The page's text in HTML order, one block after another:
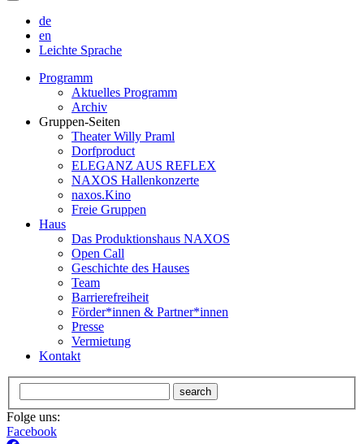
de
en
Leichte Sprache
Programm
Aktuelles Programm
Archiv
Gruppen-Seiten
Theater Willy Praml
Dorfproduct
ELEGANZ AUS REFLEX
NAXOS Hallenkonzerte
naxos.Kino
Freie Gruppen
Haus
Das Produktionshaus NAXOS
Open Call
Geschichte des Hauses
Team
Barrierefreiheit
Förder*innen & Partner*innen
Presse
Vermietung
Kontakt
search
Folge uns:
Facebook